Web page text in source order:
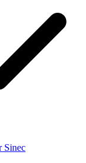
Sinec